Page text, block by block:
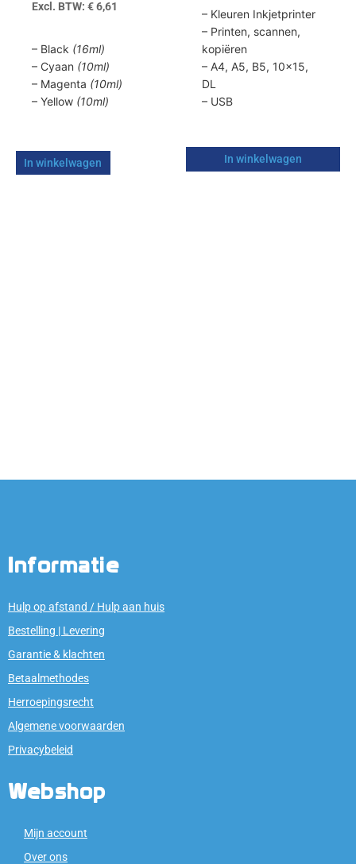
Excl. BTW: €6,61
– Black (16ml)
– Cyaan (10ml)
– Magenta (10ml)
– Yellow (10ml)
In winkelwagen
productpagina
– Kleuren Inkjetprinter
– Printen, scannen,
kopiëren
– A4, A5, B5, 10×15,
DL
– USB
In winkelwagen
Informatie
Hulp op afstand / Hulp aan huis
Bestelling | Levering
Garantie & klachten
Betaalmethodes
Herroepingsrecht
Algemene voorwaarden
Privacybeleid
Webshop
Mijn account
Over ons